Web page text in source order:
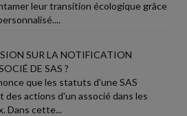
leur transition écologique grâce
SUR LA NOTIFICATION
DE SAS ?
que les statuts d'une SAS
des actions d'un associé dans les
Dans cette...